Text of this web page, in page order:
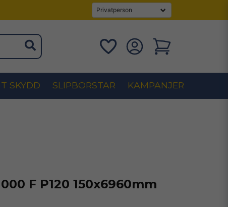
SKYDD SLIPBORSTAR KAMPANJER
F P120 150x6960mm